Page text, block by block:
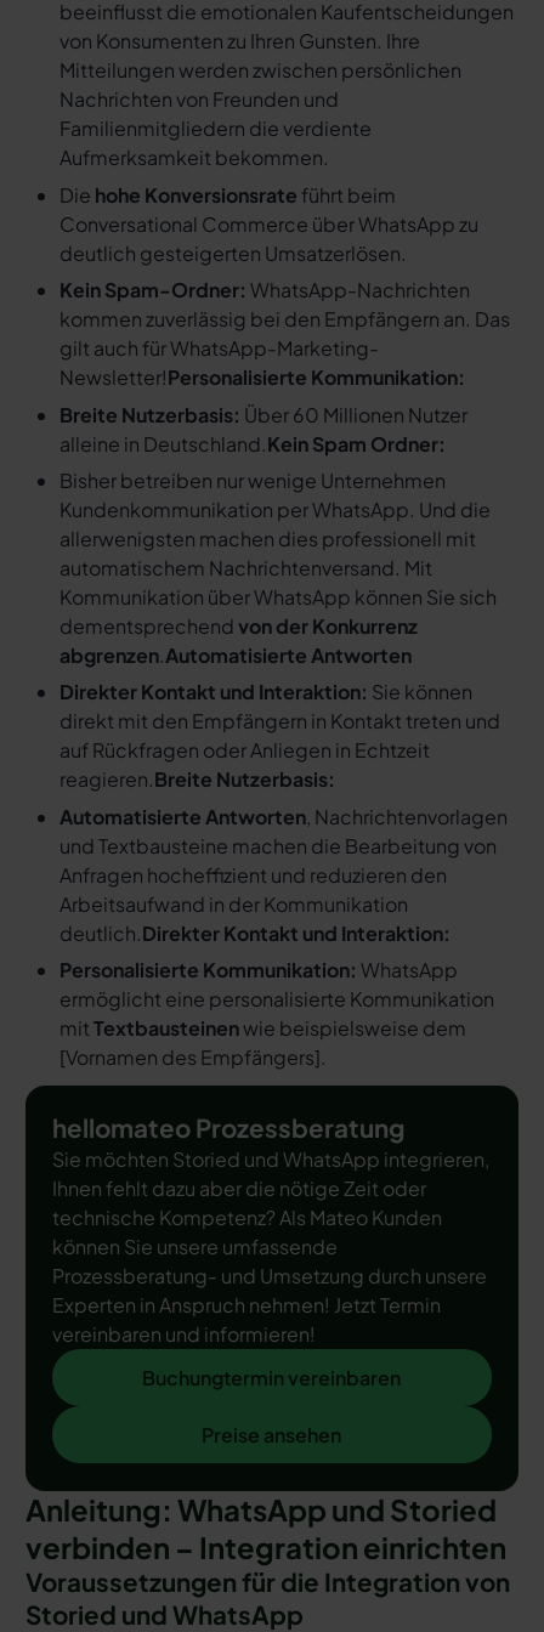
beeinflusst die emotionalen Kaufentscheidungen
von Konsumenten zu Ihren Gunsten. Ihre
Mitteilungen werden zwischen persönlichen
Nachrichten von Freunden und
Familienmitgliedern die verdiente
Aufmerksamkeit bekommen.
Die hohe Konversionsrate führt beim
Conversational Commerce über WhatsApp zu
deutlich gesteigerten Umsatzerlösen.
Kein Spam-Ordner: WhatsApp-Nachrichten
kommen zuverlässig bei den Empfängern an. Das
gilt auch für WhatsApp-Marketing-
Newsletter!Personalisierte Kommunikation:
Breite Nutzerbasis: Über 60 Millionen Nutzer
alleine in Deutschland.Kein Spam Ordner:
Bisher betreiben nur wenige Unternehmen
Kundenkommunikation per WhatsApp. Und die
allerwenigsten machen dies professionell mit
automatischem Nachrichtenversand. Mit
Kommunikation über WhatsApp können Sie sich
dementsprechendvon der Konkurrenz
abgrenzen.Automatisierte Antworten
Direkter Kontakt und Interaktion: Sie können
direkt mit den Empfängern in Kontakt treten und
auf Rückfragen oder Anliegen in Echtzeit
reagieren.Breite Nutzerbasis:
Automatisierte Antworten, Nachrichtenvorlagen
und Textbausteine machen die Bearbeitung von
Anfragen hocheffizient und reduzieren den
Arbeitsaufwand in der Kommunikation
deutlich.Direkter Kontakt und Interaktion:
Personalisierte Kommunikation: WhatsApp
ermöglicht eine personalisierte Kommunikation
mitTextbausteinenwie beispielsweise dem
[Vornamen des Empfängers].
hellomateo Prozessberatung
Sie möchten Storied und WhatsApp integrieren,
Ihnen fehlt dazu aber die nötige Zeit oder
technische Kompetenz? Als Mateo Kunden
können Sie unsere umfassende
Prozessberatung- und Umsetzung durch unsere
Experten in Anspruch nehmen! Jetzt Termin
vereinbaren und informieren!
Buchungtermin vereinbaren
Buchungtermin vereinbaren
Preise ansehen
Preise ansehen
Anleitung: WhatsApp und Storied
verbinden – Integration einrichten
Voraussetzungen für die Integration von
Storied und WhatsApp